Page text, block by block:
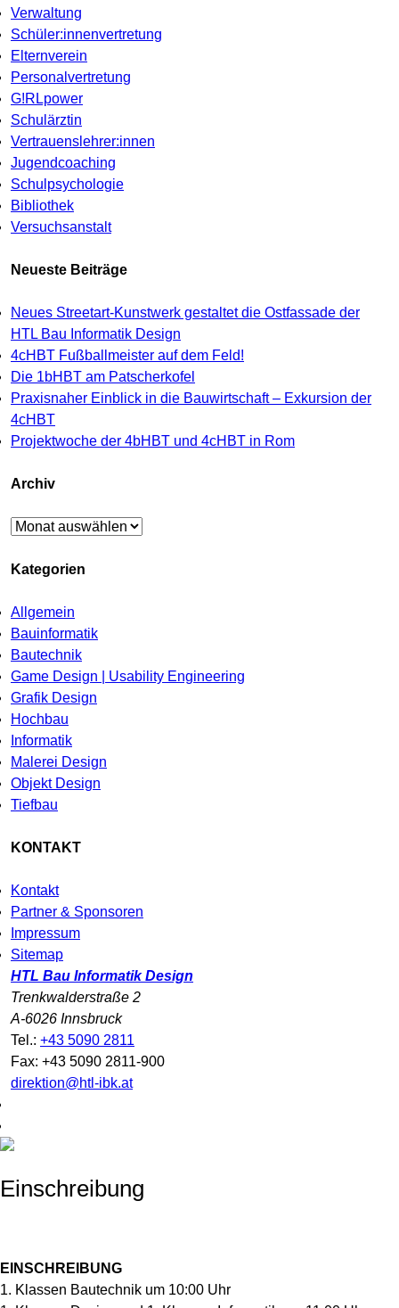
Verwaltung
Schüler:innenvertretung
Elternverein
Personalvertretung
G!RLpower
Schulärztin
Vertrauenslehrer:innen
Jugendcoaching
Schulpsychologie
Bibliothek
Versuchsanstalt
Neueste Beiträge
Neues Streetart-Kunstwerk gestaltet die Ostfassade der
HTL Bau Informatik Design
4cHBT Fußballmeister auf dem Feld!
Die 1bHBT am Patscherkofel
Praxisnaher Einblick in die Bauwirtschaft – Exkursion der
4cHBT
Projektwoche der 4bHBT und 4cHBT in Rom
Archiv
Archiv
Kategorien
Allgemein
Bauinformatik
Bautechnik
Game Design | Usability Engineering
Grafik Design
Hochbau
Informatik
Malerei Design
Objekt Design
Tiefbau
KONTAKT
Kontakt
Partner & Sponsoren
Impressum
Sitemap
HTL Bau Informatik Design
Trenkwalderstraße 2
A-6026 Innsbruck
Tel.: +43 5090 2811
Fax: +43 5090 2811-900
direktion@htl-ibk.at
Einschreibung
EINSCHREIBUNG
1. Klassen Bautechnik um 10:00 Uhr